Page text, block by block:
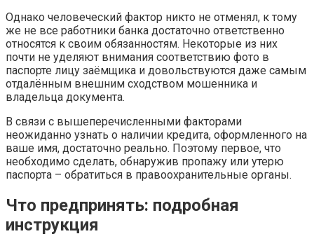
Однако человеческий фактор никто не отменял, к тому
же не все работники банка достаточно ответственно
относятся к своим обязанностям. Некоторые из них
почти не уделяют внимания соответствию фото в
паспорте лицу заёмщика и довольствуются даже самым
отдалённым внешним сходством мошенника и
владельца документа.
В связи с вышеперечисленными факторами
неожиданно узнать о наличии кредита, оформленного на
ваше имя, достаточно реально. Поэтому первое, что
необходимо сделать, обнаружив пропажу или утерю
паспорта – обратиться в правоохранительные органы.
Что предпринять: подробная
инструкция